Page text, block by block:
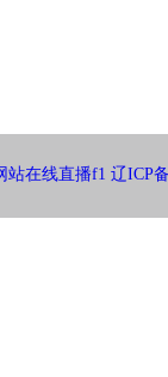
站在线直播f1 辽ICP